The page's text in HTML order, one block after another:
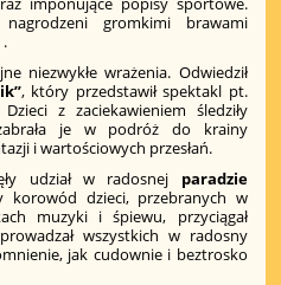
gromkimi brawami
niezwykłe wrażenia. Odwiedził
, który przedstawił spektakl pt.
z zaciekawieniem śledziły
je w podróż do krainy
i wartościowych przesłań.
udział w radosnej paradzie
korowód dzieci, przebranych w
muzyki i śpiewu, przyciągał
wszystkich w radosny
jak cudownie i beztrosko